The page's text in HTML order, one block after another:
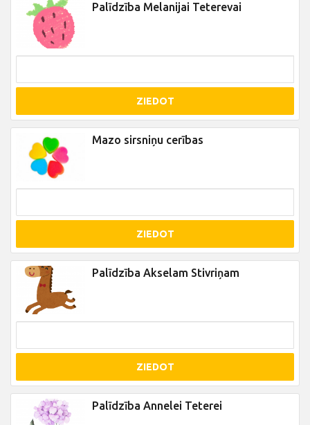
Palīdzība Melanijai Teterevai
ZIEDOT
Mazo sirsniņu cerības
ZIEDOT
Palīdzība Akselam Stivriņam
ZIEDOT
Palīdzība Annelei Teterei